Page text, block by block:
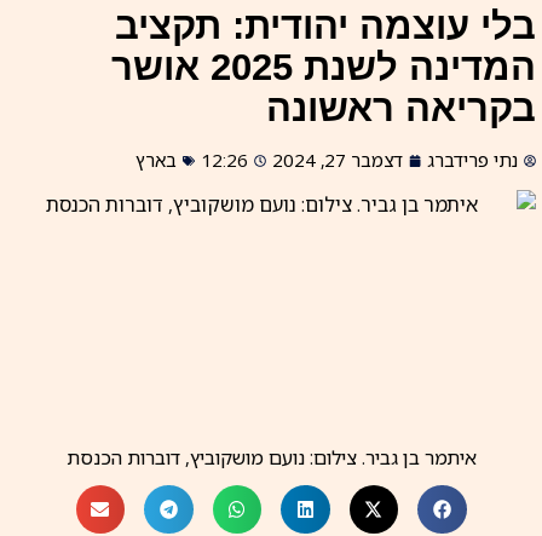
בלי עוצמה יהודית: תקציב
המדינה לשנת 2025 אושר
בקריאה ראשונה
נתי פרידברג דצמבר 27, 2024 12:26 בארץ
איתמר בן גביר. צילום: נועם מושקוביץ, דוברות הכנסת